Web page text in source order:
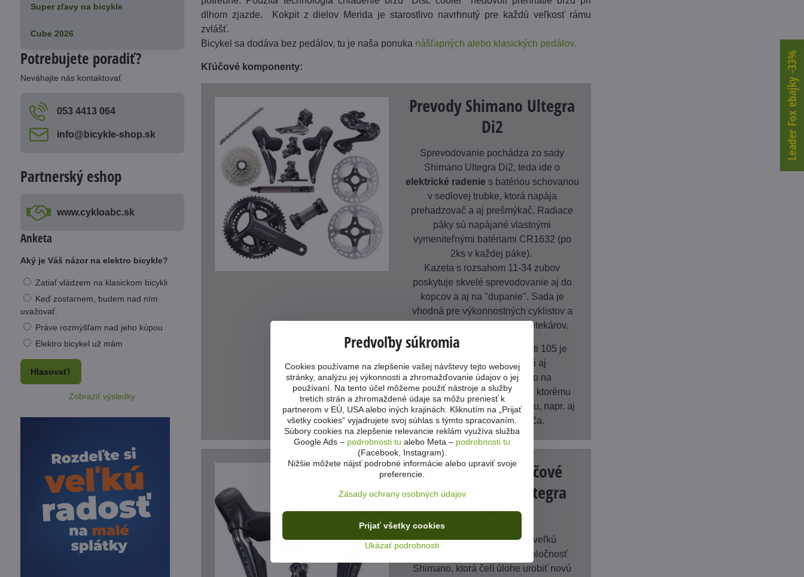
dlhom zjazde. Kokpit z dielov Merida je starostlivo navrhnutý pre každú veľkosť rámu
zvlášť.
Bicykel sa dodáva bez pedálov, tu je naša ponuka nášľapných alebo klasických pedálov.
Kľúčové komponenty:
Prevody Shimano Ultegra
Di2
Sprevodovanie pochádza zo sady
Shimano Ultegra Di2, teda ide o
elektrické radenies batériou schovanou
v sedlovej trubke, ktorá napája
prehadzovač a aj prešmýkač. Radiace
páky sú napájané vlastnými
vymeniteľnými batériami CR1632 (po
2ks v každej páke).
Kazeta s rozsahom 11-34 zubov
poskytuje skvelé sprevodovanie aj do
kopcov a aj na "dupanie". Sada je
vhodná pre výkonnostných cyklistov a
nadšených amatérskych pretekárov.
Výhodou sady Ultegra oproti 105 je
okrem nižšej hmotnosti aj
programovateľné tlačidlo na
radiacich/brzdových pákach, ktorému
môžete priradiť vlastnú funkciu, napr. aj
ovládanie cyklopočítača.
Hydraulické kotúčové
brzdy Shimano Ultegra
Di2
Veľká rýchlosť znamená veľkú
zodpovednosť. Preto sa spoločnosť
Shimano, ktorá čelí úlohe urobiť novú
Super zľavy na bicykle
Cube 2026
Potrebujete poradiť?
Neváhajte nás kontaktovať
053 4413 064
info​@bicykle-shop​.sk
Partnerský eshop
www​.cykloabc​.sk
Anketa
Aký je Váš názor na elektro bicykle?
Zatiaľ vládzem na klasickom bicykli
Keď zostarnem, budem nad ním
uvažovať.
Práve rozmýšľam nad jeho kúpou
Elektro bicykel už mám
Hlasovať!
Zobraziť výsledky
Leader Fox ebajky -33%
Predvoľby súkromia
Cookies používame na zlepšenie vašej návštevy tejto webovej
stránky, analýzu jej výkonnosti a zhromažďovanie údajov o jej
používaní. Na tento účel môžeme použiť nástroje a služby
tretích strán a zhromaždené údaje sa môžu preniesť k
partnerom v EÚ, USA alebo iných krajinách. Kliknutím na „Prijať
všetky cookies“ vyjadrujete svoj súhlas s týmto spracovaním.
Súbory cookies na zlepšenie relevancie reklám využíva služba
Google Ads – podrobnosti tu alebo Meta – podrobnosti tu
(Facebook, Instagram).
Nižšie môžete nájsť podrobné informácie alebo upraviť svoje
preferencie.
Zásady ochrany osobných údajov
Ukázať podrobnosti
Prijať všetky cookies